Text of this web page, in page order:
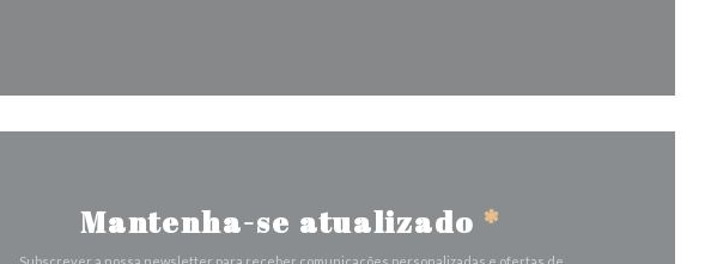
numa nova janela))
Mantenha-se atualizado *